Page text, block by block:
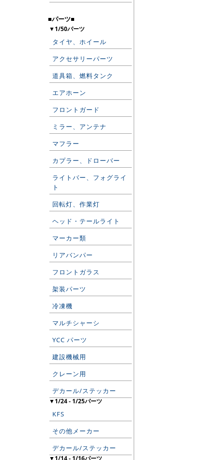
■パーツ■
▼1/50パーツ
タイヤ、ホイール
アクセサリーパーツ
道具箱、燃料タンク
エアホーン
フロントガード
ミラー、アンテナ
マフラー
カプラー、ドローバー
ライトバー、フォグライ
ト
回転灯、作業灯
ヘッド・テールライト
マーカー類
リアバンパー
フロントガラス
架装パーツ
冷凍機
マルチシャーシ
YCC パーツ
建設機械用
クレーン用
デカール/ステッカー
▼1/24 - 1/25パーツ
KFS
その他メーカー
デカール/ステッカー
▼1/14 - 1/16パーツ